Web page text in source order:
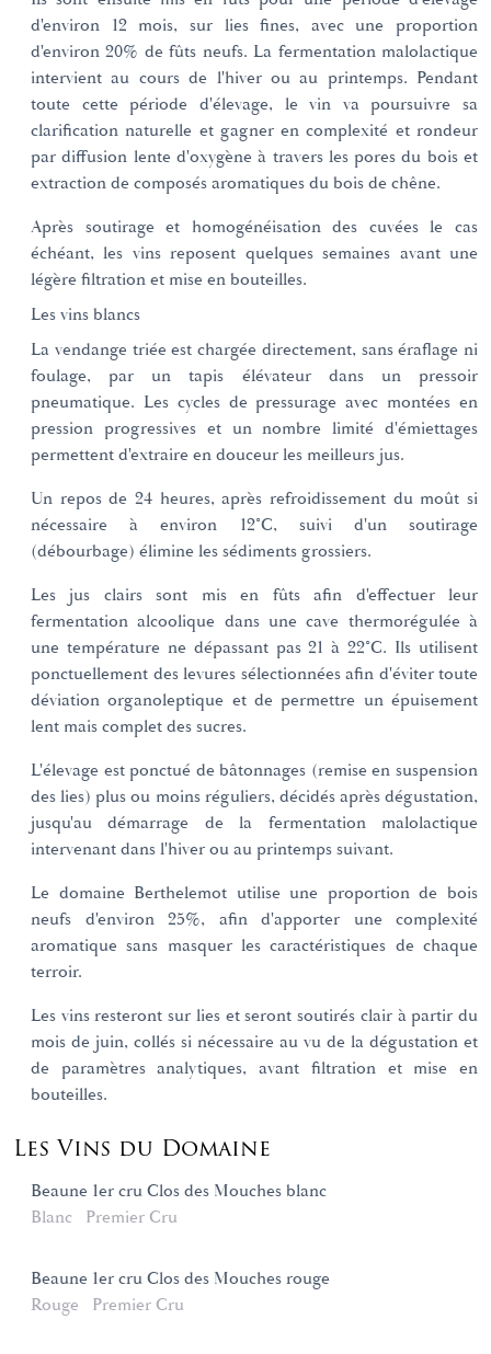
d'environ 12 mois, sur lies fines, avec une proportion
d'environ 20% de fûts neufs. La fermentation malolactique
intervient au cours de l'hiver ou au printemps. Pendant
toute cette période d'élevage, le vin va poursuivre sa
clarification naturelle et gagner en complexité et rondeur
par diffusion lente d'oxygène à travers les pores du bois et
extraction de composés aromatiques du bois de chêne.
Après soutirage et homogénéisation des cuvées le cas
échéant, les vins reposent quelques semaines avant une
légère filtration et mise en bouteilles.
Les vins blancs
La vendange triée est chargée directement, sans éraflage ni
foulage, par un tapis élévateur dans un pressoir
pneumatique. Les cycles de pressurage avec montées en
pression progressives et un nombre limité d'émiettages
permettent d'extraire en douceur les meilleurs jus.
Un repos de 24 heures, après refroidissement du moût si
nécessaire à environ 12°C, suivi d'un soutirage
(débourbage) élimine les sédiments grossiers.
Les jus clairs sont mis en fûts afin d'effectuer leur
fermentation alcoolique dans une cave thermorégulée à
une température ne dépassant pas 21 à 22°C. Ils utilisent
ponctuellement des levures sélectionnées afin d'éviter toute
déviation organoleptique et de permettre un épuisement
lent mais complet des sucres.
L'élevage est ponctué de bâtonnages (remise en suspension
des lies) plus ou moins réguliers, décidés après dégustation,
jusqu'au démarrage de la fermentation malolactique
intervenant dans l'hiver ou au printemps suivant.
Le domaine Berthelemot utilise une proportion de bois
neufs d'environ 25%, afin d'apporter une complexité
aromatique sans masquer les caractéristiques de chaque
terroir.
Les vins resteront sur lies et seront soutirés clair à partir du
mois de juin, collés si nécessaire au vu de la dégustation et
de paramètres analytiques, avant filtration et mise en
bouteilles.
Les Vins du Domaine
Beaune 1er cru Clos des Mouches blanc
Blanc
Premier Cru
Beaune 1er cru Clos des Mouches rouge
Rouge
Premier Cru